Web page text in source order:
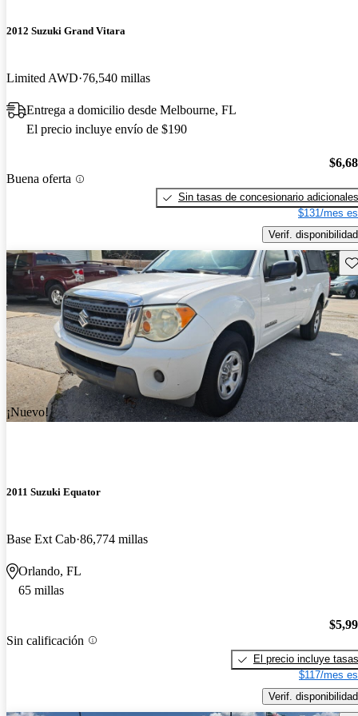
2012 Suzuki Grand Vitara
Limited AWD 76,540 millas
Entrega a domicilio desde Melbourne, FL
El precio incluye envío de $190
Buena oferta
Sin tasas de concesionario adicionales
$131/mes
Verif. disponibilidad
¡Nuevo!
2011 Suzuki Equator
Base Ext Cab 86,774 millas
Orlando, FL
65 millas
Sin calificación
El precio incluye tasas
$117/mes
Verif. disponibilidad